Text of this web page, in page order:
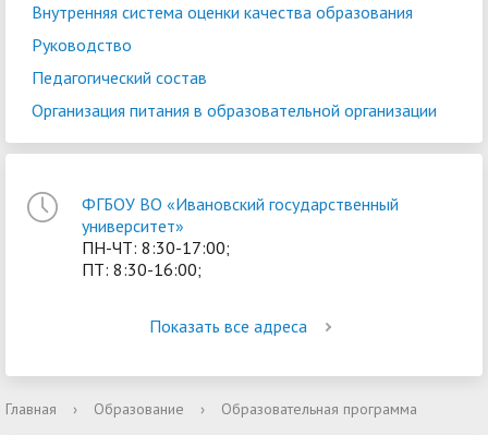
Внутренняя система оценки качества образования
Руководство
Педагогический состав
Организация питания в образовательной организации
ФГБОУ ВО «Ивановский государственный
университет»
ПН-ЧТ: 8:30-17:00;
ПТ: 8:30-16:00;
Показать все адреса
Главная › Образование › Образовательная программа